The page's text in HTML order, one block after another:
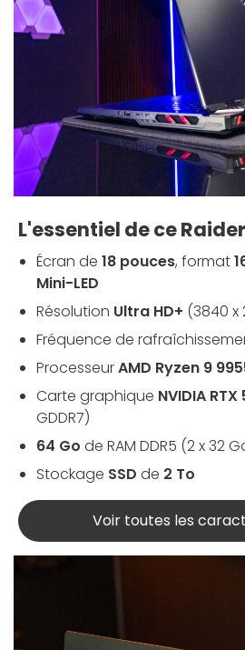
L'essentiel de ce Raider
Écran de 18 pouces, format
Mini-LED
Résolution Ultra HD+ (3840 x
Fréquence de
ProcesseurAMD Ryzen 9
Carte graphique NVIDIA
GDDR7)
64 Go de RAM DDR5 (2 x 32
Stockage SSD de 2 To
Voir toutes les